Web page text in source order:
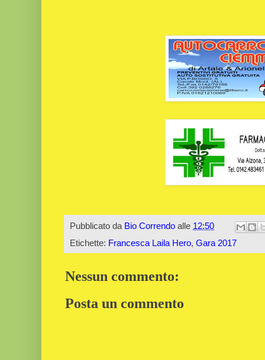
Pubblicato da Bio Correndo alle 12:50
Etichette: Francesca Laila Hero, Gara 2017
Nessun commento:
Posta un commento